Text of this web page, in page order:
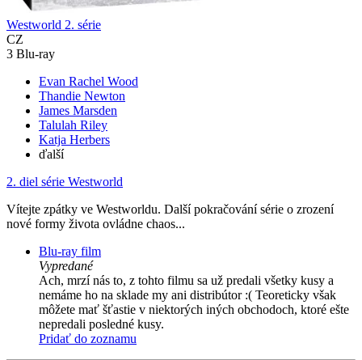
Westworld 2. série
CZ
3 Blu-ray
Evan Rachel Wood
Thandie Newton
James Marsden
Talulah Riley
Katja Herbers
ďalší
2. diel série Westworld
Vítejte zpátky ve Westworldu. Další pokračování série o zrození
nové formy života ovládne chaos...
Blu-ray film
Vypredané
Ach, mrzí nás to, z tohto filmu sa už predali všetky kusy a
nemáme ho na sklade my ani distribútor :( Teoreticky však
môžete mať šťastie v niektorých iných obchodoch, ktoré ešte
nepredali posledné kusy.
Pridať do zoznamu